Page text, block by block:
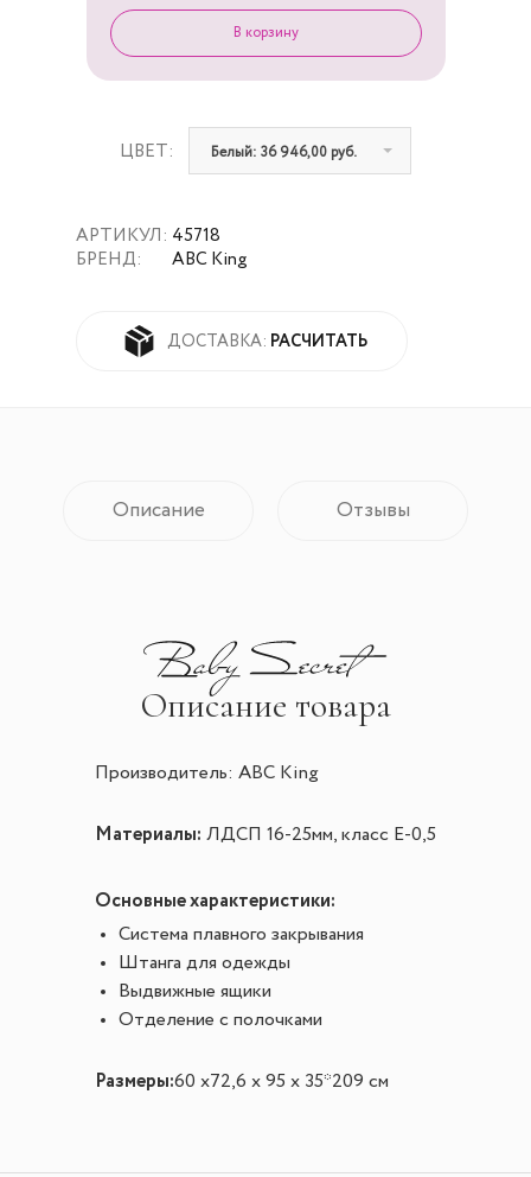
АРТИКУЛ:
БРЕНД:
45718
ABC King
ДОСТАВКА: РАСЧИТАТЬ
ЦВЕТ: Белый: 36 946,00 руб.
Описание Отзывы
Описание товара
Производитель: ABC King
Материалы: ЛДСП 16-25мм, класс Е-0,5
Основные характеристики:
Система плавного закрывания
Штанга для одежды
Выдвижные ящики
Отделение с полочками
Размеры:60 х72,6 х 95 х 35*209 см